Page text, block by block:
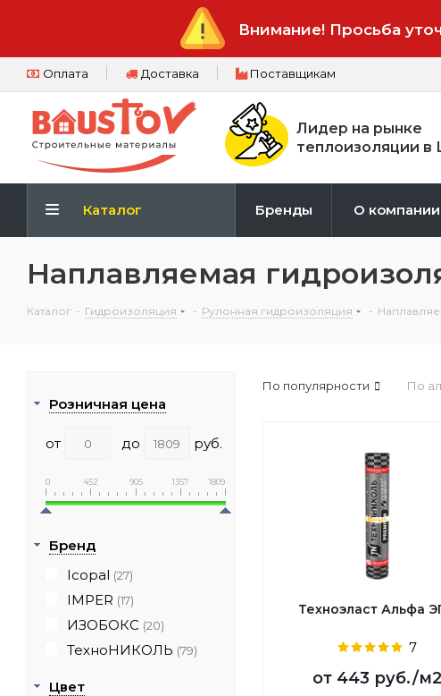
Внимание! Просьба
Оплата Доставка Поставщикам
Лидер на рынке
теплоизоляции
Каталог Бренды О компании
Наплавляемая
Каталог - Гидроизоляция - Рулонная гидроизоляция -
По популярности По
Техноэласт Альфа
7
от 443 руб./м2
Розничная цена
от до руб.
0 452 905 1357 1809
Бренд
Icopal (27)
IMPER (17)
ИЗОБОКС (20)
ТехноНИКОЛЬ (79)
Цвет